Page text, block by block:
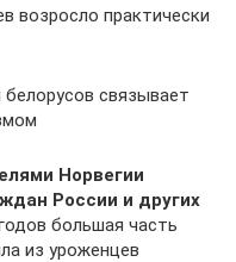
возросло практически
белорусов связывает
Норвегии
России и других
большая часть
из уроженцев